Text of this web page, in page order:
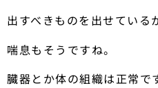
出すべきものを出せている
喘息もそうですね。
臓器とか体の組織は正常で